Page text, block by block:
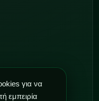
για να
εμπειρία